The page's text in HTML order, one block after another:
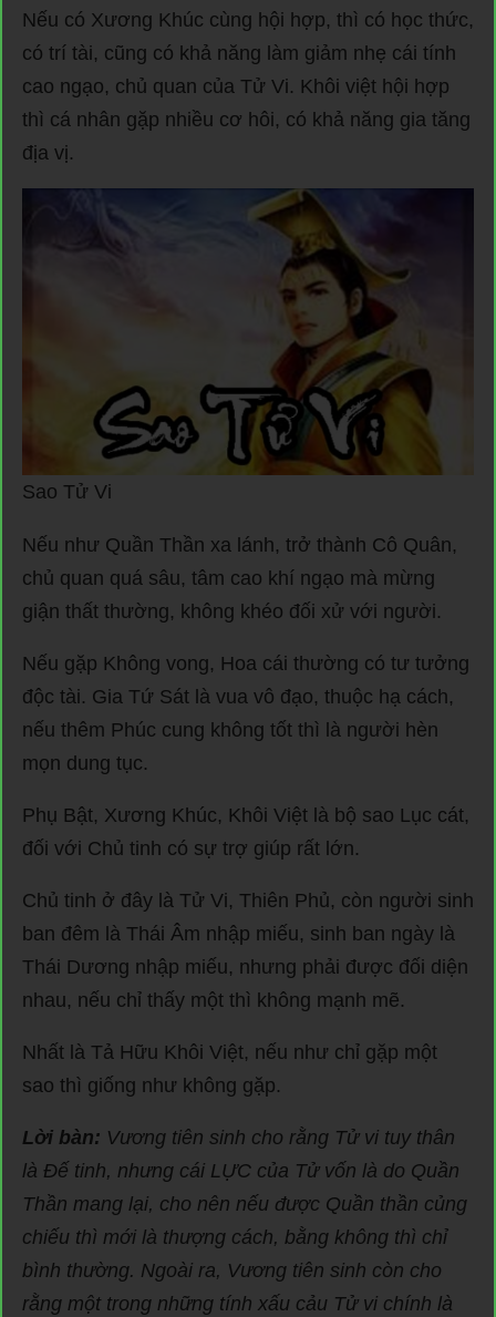
Nếu có Xương Khúc cùng hội hợp, thì có học thức,
có trí tài, cũng có khả năng làm giảm nhẹ cái tính
cao ngạo, chủ quan của Tử Vi. Khôi việt hội hợp
thì cá nhân gặp nhiều cơ hôi, có khả năng gia tăng
địa vị.
Sao Tử Vi
Nếu như Quần Thần xa lánh, trở thành Cô Quân,
chủ quan quá sâu, tâm cao khí ngạo mà mừng
giận thất thường, không khéo đối xử với người.
Nếu gặp Không vong, Hoa cái thường có tư tưởng
độc tài. Gia Tứ Sát là vua vô đạo, thuộc hạ cách,
nếu thêm Phúc cung không tốt thì là người hèn
mọn dung tục.
Phụ Bật, Xương Khúc, Khôi Việt là bộ sao Lục cát,
đối với Chủ tinh có sự trợ giúp rất lớn.
Chủ tinh ở đây là Tử Vi, Thiên Phủ, còn người sinh
ban đêm là Thái Âm nhập miếu, sinh ban ngày là
Thái Dương nhập miếu, nhưng phải được đối diện
nhau, nếu chỉ thấy một thì không mạnh mẽ.
Nhất là Tả Hữu Khôi Việt, nếu như chỉ gặp một
sao thì giống như không gặp.
Lời bàn: Vương tiên sinh cho rằng Tử vi tuy thân
là Đế tinh, nhưng cái LỰC của Tử vốn là do Quần
Thần mang lại, cho nên nếu được Quần thần củng
chiếu thì mới là thượng cách, bằng không thì chỉ
bình thường. Ngoài ra, Vương tiên sinh còn cho
rằng một trong những tính xấu cảu Tử vi chính là